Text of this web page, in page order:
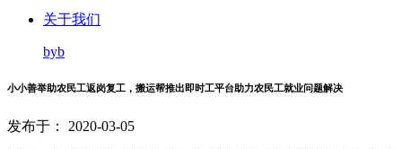
关于我们
byb
小小善举助农民工返岗复工，搬运帮推出即时工平台助力农民工就业问题解决
发布于： 2020-03-05